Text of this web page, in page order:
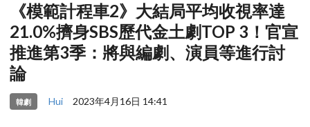
《模範計程車2》大結局平均收視率達
21.0%擠身SBS歷代金土劇TOP 3！官宣
推進第3季：將與編劇、演員等進行討
論
韓劇 Hui 2023年4月16日 14:41